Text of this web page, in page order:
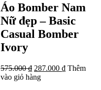
Áo Bomber Nam
Nữ đẹp – Basic
Casual Bomber
Ivory
575.000₫ 287.000 ₫ Thêm
vào giỏ hàng